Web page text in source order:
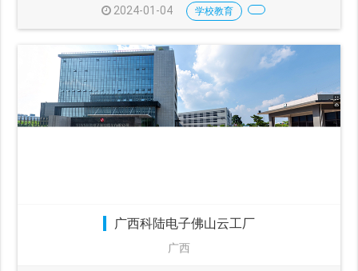
2024-01-04 学校教育
广西科陆电子佛山云工厂
广西